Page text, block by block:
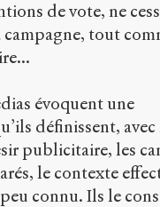
de vote, ne
tout
évoquent une
définissent, avec
publicitaire, les
le contexte
connu. Ils le